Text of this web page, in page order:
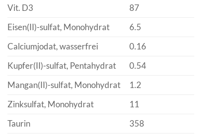
Vit. D3
87
Eisen(II)-sulfat, Monohydrat
6.5
Calciumjodat, wasserfrei
0.16
Kupfer(II)-sulfat, Pentahydrat
0.54
Mangan(II)-sulfat, Monohydrat
1.2
Zinksulfat, Monohydrat
11
Taurin
358